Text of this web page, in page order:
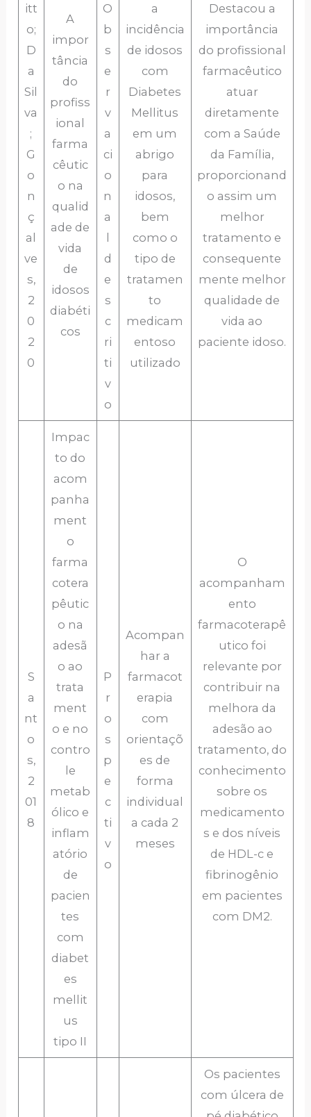
itt
o;
D
a
Sil
va
;
G
o
n
ç
al
ve
s,
2
0
2
0
A
impor
tância
do
profiss
ional
farma
cêutic
o na
qualid
ade de
vida
de
idosos
diabéti
cos
O
b
s
e
r
v
a
ci
o
n
a
l
d
e
s
c
ri
ti
v
o
a
incidência
de idosos
com
Diabetes
Mellitus
em um
abrigo
para
idosos,
bem
como o
tipo de
tratamen
to
medicam
entoso
utilizado
Destacou a
importância
do profissional
farmacêutico
atuar
diretamente
com a Saúde
da Família,
proporcionand
o assim um
melhor
tratamento e
consequente
mente melhor
qualidade de
vida ao
paciente idoso.
S
a
nt
o
s,
2
01
8
Impac
to do
acom
panha
ment
o
farma
cotera
pêutic
o na
adesã
o ao
trata
ment
o e no
contro
le
metab
ólico e
inflam
atório
de
pacien
tes
com
diabet
es
mellit
us
tipo II
P
r
o
s
p
e
c
ti
v
o
Acompan
har a
farmacot
erapia
com
orientaçõ
es de
forma
individual
a cada 2
meses
O
acompanham
ento
farmacoterapê
utico foi
relevante por
contribuir na
melhora da
adesão ao
tratamento, do
conhecimento
sobre os
medicamento
s e dos níveis
de HDL-c e
fibrinogênio
em pacientes
com DM2.
Os pacientes
com úlcera de